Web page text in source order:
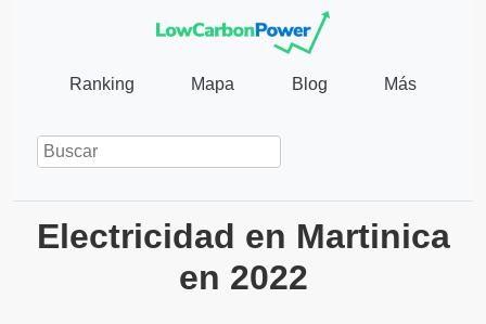
Ranking Mapa Blog Más
Electricidad en Martinica
en 2022